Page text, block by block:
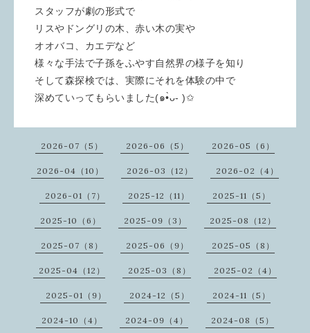
スタッフが劇の形式で
リスやドングリの木、赤い木の実や
オオバコ、カエデなど
様々な手法で子孫をふやす自然界の様子を知り
そして森探検では、実際にそれを体験の中で
深めていってもらいました(๑•̀ᴗ- )✩
2026-07（5） 2026-06（5） 2026-05（6）
2026-04（10） 2026-03（12） 2026-02（4）
2026-01（7） 2025-12（11） 2025-11（5）
2025-10（6） 2025-09（3） 2025-08（12）
2025-07（8） 2025-06（9） 2025-05（8）
2025-04（12） 2025-03（8） 2025-02（4）
2025-01（9） 2024-12（5） 2024-11（5）
2024-10（4） 2024-09（4） 2024-08（5）